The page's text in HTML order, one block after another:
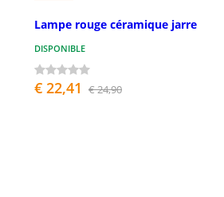
Lampe rouge céramique jarre
DISPONIBLE
€ 22,41 € 24,90